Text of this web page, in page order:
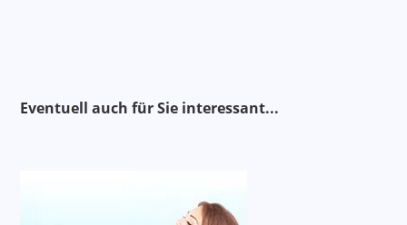
Alternativen
Eventuell auch für Sie interessant...